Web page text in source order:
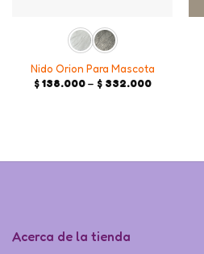
Nido Orion Para Mascota
$138.000 – $332.000Price
Acerca de la tienda